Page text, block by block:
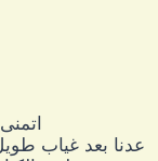
عدنا بعد غياب